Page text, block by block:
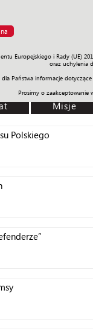
Europejskiego i Rady
oraz uchylenia
Państwa informacje
Prosimy o
Prawo Świat
Misje
Polskiego